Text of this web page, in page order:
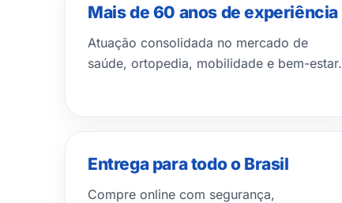
Mais de 60 anos de experiência
Atuação consolidada no mercado de
saúde, ortopedia, mobilidade e bem-estar.
Entrega para todo o Brasil
Compre online com segurança,